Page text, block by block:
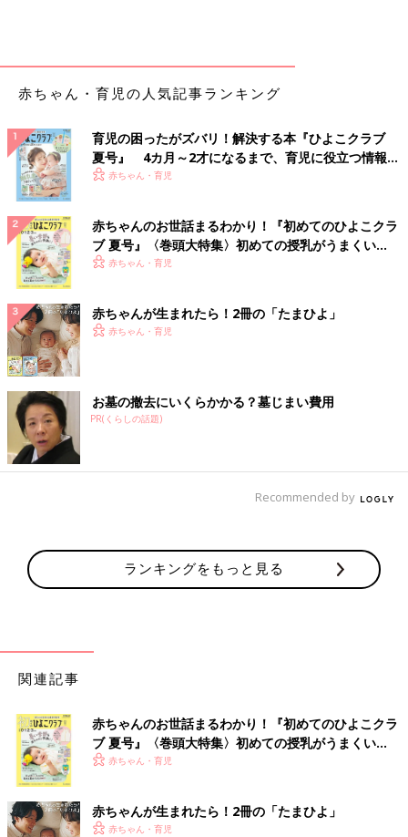
ルス性胃腸炎」何が違うの？
男の子とそのお母さん。昨夜かかった救急外来
では「嘔吐下痢」とのこと、でも吉永小児科で
は「ウイルス性胃腸炎」と診断されました。異
なる病名で診断されたことに、不安顔。そんな
赤ちゃんが吐いたとき ホームケアのポイント
１．吐きけが治まったらこまめに水分補給
吐いてから30分～１時間は何も与えず様子を見ます。吐かなけ
れば、湯冷ましや麦茶、赤ちゃん用イオン飲料などを10～15分
おきに与え、さらに吐かなければ、徐々に量を増やして。
２．おっぱい・ミルクの再開は、通常の1/3～1/2の量から
吐きけが治まってから１～２時間たち、水分を与えても吐かな
ければ、おっぱいやミルクを通常の1/3～1/2から再開します。胃
腸に負担がかかるのでミルクの濃さは変えないで。
３．離乳食はお休みして、様子を見ながら与えて
たら、消化がいい炭水化物や野菜類など、赤ちゃんが食べられる
ものを少しずつ与えましょう。
吐きけが治まり、発熱や下痢などほかの症状がなく、赤ちゃん
が嫌がらなければ、おふろに入れてもOK。時間はいつもより短
めにします。
【医師監修】“赤ちゃんが吐いた！”受診
の目安は？考えられる病気は？
授乳後、たらたらとおっぱいやミルクを吐き出
す「いつ乳（いつにゅう）」は心配しなくて大
赤ちゃん・育児の人気記事ランキング
育児の困ったがズバリ！解決する本『ひよこクラブ
夏号』 4カ月～2才になるまで、育児に役立つ情報が
いっぱい！
赤ちゃん・育児
赤ちゃんのお世話まるわかり！『初めてのひよこクラ
ブ 夏号』〈巻頭大特集〉初めての授乳がうまくい
く！ おっぱい・ミルクの基本と夏のトラブル 解決テ
赤ちゃん・育児
赤ちゃんが生まれたら！2冊の「たまひよ」
赤ちゃん・育児
お墓の撤去にいくらかかる？墓じまい費用
PR(くらしの話題)
Recommended by
ランキングをもっと見る
関連記事
赤ちゃんのお世話まるわかり！『初めてのひよこクラ
ブ 夏号』〈巻頭大特集〉初めての授乳がうまくい
く！ おっぱい・ミルクの基本と夏のトラブル 解決テ
赤ちゃん・育児
赤ちゃんが生まれたら！2冊の「たまひよ」
赤ちゃん・育児